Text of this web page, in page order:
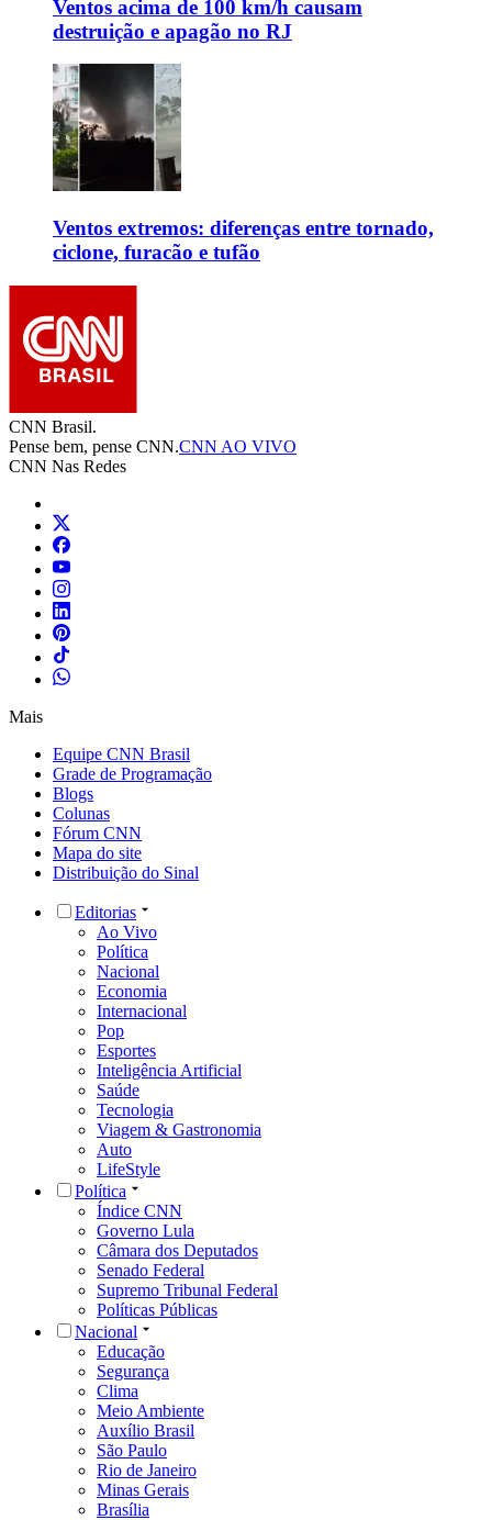
Ventos acima de 100 km/h causam
destruição e apagão no RJ
Ventos extremos: diferenças entre tornado,
ciclone, furacão e tufão
CNN Brasil.
Pense bem, pense CNN.CNN AO VIVO
CNN Nas Redes
Mais
Equipe CNN Brasil
Grade de Programação
Blogs
Colunas
Fórum CNN
Mapa do site
Distribuição do Sinal
Editorias
Ao Vivo
Política
Nacional
Economia
Internacional
Pop
Esportes
Inteligência Artificial
Saúde
Tecnologia
Viagem & Gastronomia
Auto
LifeStyle
Política
Índice CNN
Governo Lula
Câmara dos Deputados
Senado Federal
Supremo Tribunal Federal
Políticas Públicas
Nacional
Educação
Segurança
Clima
Meio Ambiente
Auxílio Brasil
São Paulo
Rio de Janeiro
Minas Gerais
Brasília